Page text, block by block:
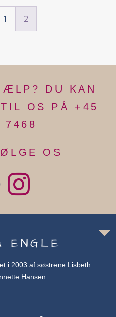
1 2
DU KAN
OS PÅ +45
7468
OS
ENGLE
i 2003 af søstrene Lisbeth
Hansen.